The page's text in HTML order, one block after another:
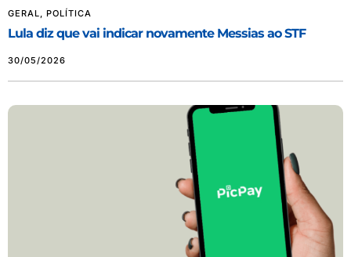
GERAL, POLÍTICA
Lula diz que vai indicar novamente Messias ao STF
30/05/2026